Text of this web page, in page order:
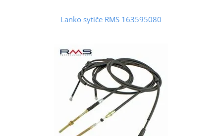
Lanko sytiče RMS 163595080